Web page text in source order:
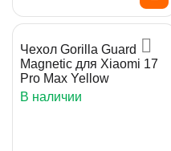
Чехол Gorilla Guard
Magnetic для Xiaomi 17
Pro Max Yellow
В наличии